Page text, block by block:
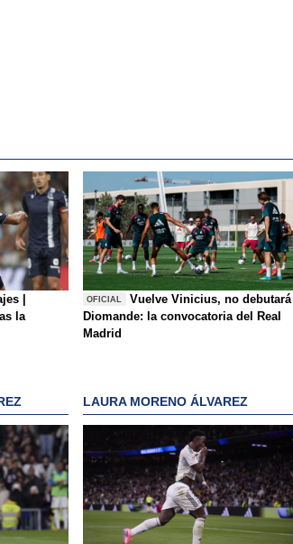
|
la
OFICIAL
Vuelve Vinicius, no debutará
Diomande: la convocatoria del Real
Madrid
LAURA MORENO ÁLVAREZ